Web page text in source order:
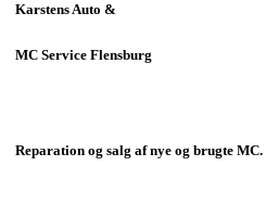
Karstens Auto &
MC Service Flensburg
Reparation og salg af nye og brugte MC.